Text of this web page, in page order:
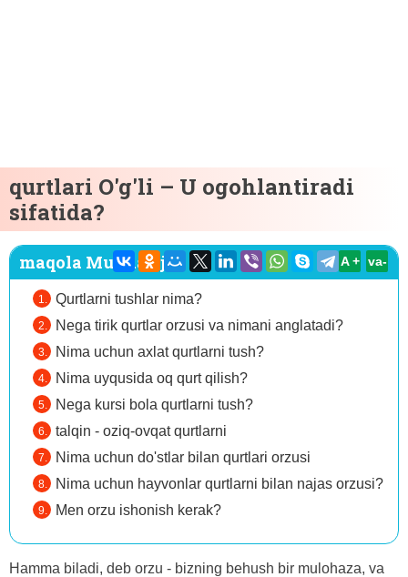
qurtlari O'g'li – U ogohlantiradi
sifatida?
maqola Mundarija:
Qurtlarni tushlar nima?
Nega tirik qurtlar orzusi va nimani anglatadi?
Nima uchun axlat qurtlarni tush?
Nima uyqusida oq qurt qilish?
Nega kursi bola qurtlarni tush?
talqin - oziq-ovqat qurtlarni
Nima uchun do'stlar bilan qurtlari orzusi
Nima uchun hayvonlar qurtlarni bilan najas orzusi?
Men orzu ishonish kerak?
A + va-
Hamma biladi, deb orzu - bizning behush bir mulohaza, va